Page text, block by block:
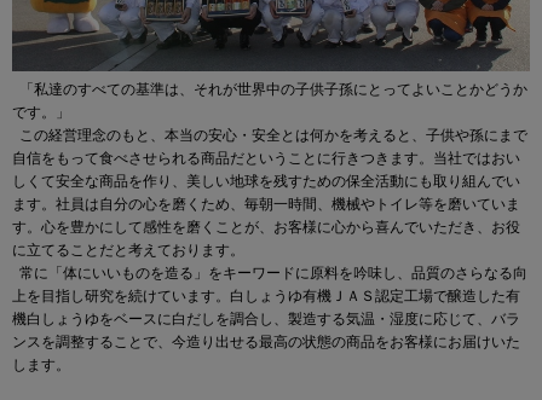
「私達のすべての基準は、それが世界中の子供子孫にとってよいことかどうか
です。」
この経営理念のもと、本当の安心・安全とは何かを考えると、子供や孫にまで
自信をもって食べさせられる商品だということに行きつきます。当社ではおい
しくて安全な商品を作り、美しい地球を残すための保全活動にも取り組んでい
ます。社員は自分の心を磨くため、毎朝一時間、機械やトイレ等を磨いていま
す。心を豊かにして感性を磨くことが、お客様に心から喜んでいただき、お役
に立てることだと考えております。
常に「体にいいものを造る」をキーワードに原料を吟味し、品質のさらなる向
上を目指し研究を続けています。白しょうゆ有機ＪＡＳ認定工場で醸造した有
機白しょうゆをベースに白だしを調合し、製造する気温・湿度に応じて、バラ
ンスを調整することで、今造り出せる最高の状態の商品をお客様にお届けいた
します。